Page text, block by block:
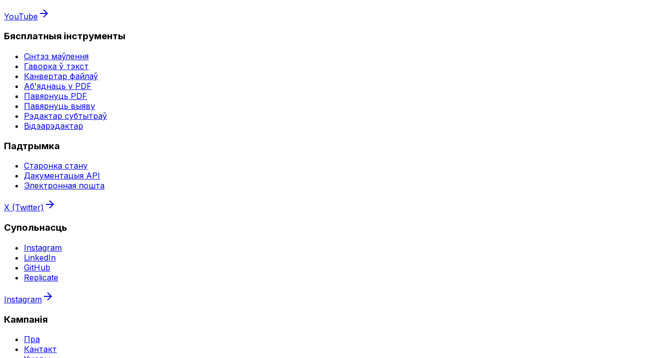
YouTube
Бясплатныя інструменты
Сінтэз маўлення
Гаворка ў тэкст
Канвертар файлаў
Аб'яднаць у PDF
Павярнуць PDF
Павярнуць выяву
Рэдактар субтытраў
Відэарэдактар
Падтрымка
Старонка стану
Дакументацыя API
Электронная пошта
X (Twitter)
Супольнасць
Instagram
LinkedIn
GitHub
Replicate
Instagram
Кампанія
Пра
Кантакт